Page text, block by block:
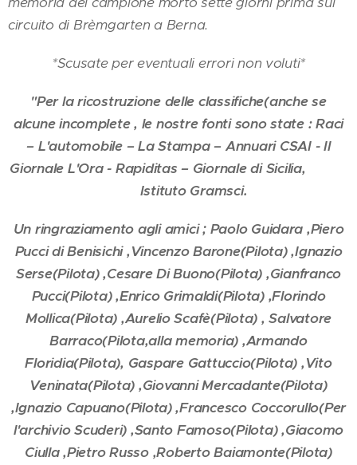
circuito di Brèmgarten a Berna.
*Scusate per eventuali errori non voluti*
"Per la ricostruzione delle classifiche(anche se
alcune incomplete , le nostre fonti sono state : Raci
– L'automobile – La Stampa – Annuari CSAI - Il
Giornale L'Ora - Rapiditas – Giornale di Sicilia,
Istituto Gramsci.
Un ringraziamento agli amici ; Paolo Guidara ,Piero
Pucci di Benisichi ,Vincenzo Barone(Pilota) ,Ignazio
Serse(Pilota) ,Cesare Di Buono(Pilota) ,Gianfranco
Pucci(Pilota) ,Enrico Grimaldi(Pilota) ,Florindo
Mollica(Pilota) ,Aurelio Scafè(Pilota) , Salvatore
Barraco(Pilota,alla memoria) ,Armando
Floridia(Pilota), Gaspare Gattuccio(Pilota) ,Vito
Veninata(Pilota) ,Giovanni Mercadante(Pilota)
,Ignazio Capuano(Pilota) ,Francesco Coccorullo(Per
l'archivio Scuderi) ,Santo Famoso(Pilota) ,Giacomo
Ciulla ,Pietro Russo ,Roberto Baiamonte(Pilota)